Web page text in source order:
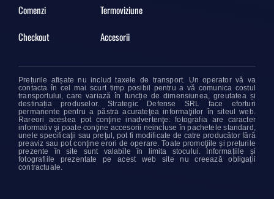
Comenzi
Checkout
Termoviziune
Accesorii
Prețurile afișate nu includ taxele de transport. Un operator vă va
contacta în cel mai scurt timp posibil pentru a vă comunica costul
transportului, care variază în funcție de dimensiunea, greutatea și
destinația produselor. Strategic Defense SRL face eforturi
permanente pentru a păstra acurateţea informaţiilor în siteul web.
Rareori acestea pot conţine inadvertenţe: fotografia are caracter
informativ şi poate conţine accesorii neincluse în pachetele standard,
unele specificaţii sau preţul, pot fi modificate de catre producător fără
preaviz sau pot conţine erori de operare. Toate promoţiile și prețurile
prezente în site sunt valabile în limita stocului. Informațiile și
fotografiile prezentate pe acest web site nu creează obligații
contractuale.